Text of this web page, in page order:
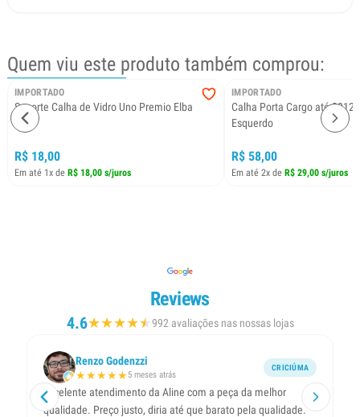
Quem viu este produto também comprou:
IMPORTADO
Suporte Calha de Vidro Uno Premio Elba
R$ 18,00
Em até 1x de R$ 18,00 s/juros
IMPORTADO
Calha Porta Cargo até 2012
Esquerdo
R$ 58,00
Em até 2x de R$ 29,00 s/juros
Reviews
4.6★★★★★
★992 avaliações nas nossas lojas
Renzo Godenzzi
★★★★★5 meses atrás
CRICIÚMA
Excelente atendimento da Aline com a peça da melhor
qualidade. Preço justo, diria até que barato pela qualidade.